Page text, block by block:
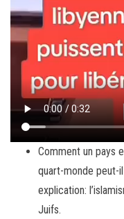
Comment un pays
quart-monde peut-
explication:
Juifs.